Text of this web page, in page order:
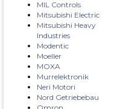
MIL Controls
Mitsubishi Electric
Mitsubishi Heavy
Industries
Modentic
Moeller
MOXA
Murrelektronik
Neri Motori
Nord Getriebebau